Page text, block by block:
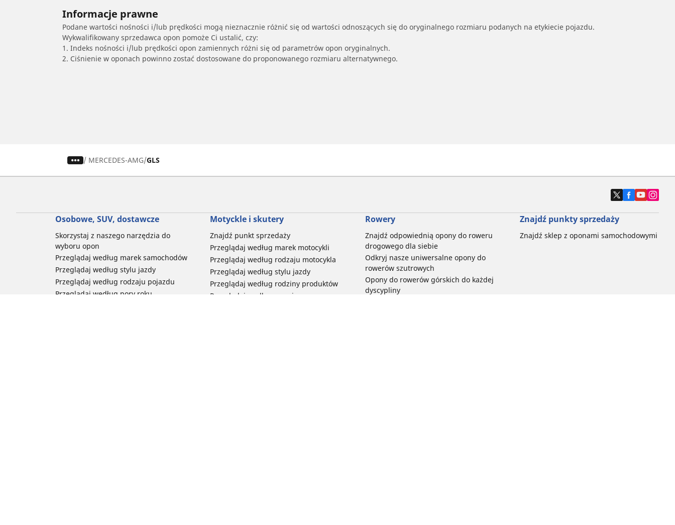
Informacje prawne
Podane wartości nośności i/lub prędkości mogą nieznacznie różnić się od wartości odnoszących się do oryginalnego rozmiaru podanych na etykiecie pojazdu.
Wykwalifikowany sprzedawca opon pomoże Ci ustalić, czy:
1. Indeks nośności i/lub prędkości opon zamiennych różni się od parametrów opon oryginalnych.
2. Ciśnienie w oponach powinno zostać dostosowane do proponowanego rozmiaru alternatywnego.
/ MERCEDES-AMG GLS
Osobowe, SUV, dostawcze
Skorzystaj z naszego narzędzia do
wyboru opon
Przeglądaj według marek samochodów
Przeglądaj według stylu jazdy
Przeglądaj według rodzaju pojazdu
Przeglądaj według pory roku
Motyckle i skutery
Znajdź punkt sprzedaży
Przeglądaj według marek motocykli
Przeglądaj według rodzaju motocykla
Przeglądaj według stylu jazdy
Przeglądaj według rodziny produktów
Przeglądaj według rozmiaru opon
Rowery
Znajdź odpowiednią opony do roweru
drogowego dla siebie
Odkryj nasze uniwersalne opony do
rowerów szutrowych
Opony do rowerów górskich do każdej
dyscypliny
Znajdź punkty sprzedaży
Znajdź sklep z oponami samochodowymi